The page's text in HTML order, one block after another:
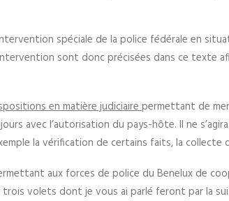
spéciale de la police fédérale en
sont donc précisées dans ce texte
en matière judiciairepermettant de
avec l’autorisation du pays-hôte. Il ne
la vérification de certains faits, la collecte
aux forces de police du Benelux de
volets dont je vous ai parlé feront par la